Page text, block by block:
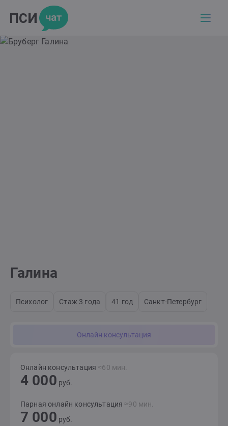
Галина
Психолог Стаж 3 года 41 год Санкт-Петербург
Онлайн консультация
Онлайн консультация ≈60 мин.
4 000 руб.
Парная онлайн консультация ≈90 мин.
7 000 руб.